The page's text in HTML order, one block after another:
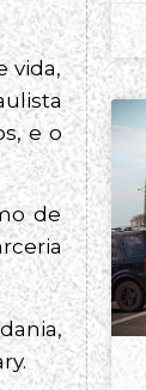
vida,
e o
de